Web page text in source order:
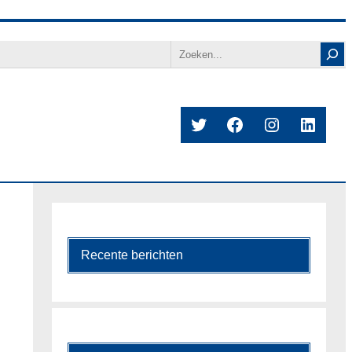
Search
TwitterFacebookInstagram
Recente berichten